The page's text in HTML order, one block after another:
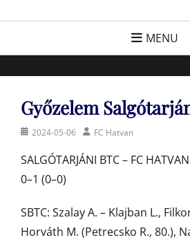
FC
Egyesület a hatvani labdarúgásért,
MENU
Győzelem
Posted2024-05-06 AuthorFC Hatvan
SALGÓTARJÁNI BTC – FC HATVAN
0–1 (0–0)
SBTC: Szalay A. – Klajban L.,
Horváth M. (Petrecsko R., 80.),